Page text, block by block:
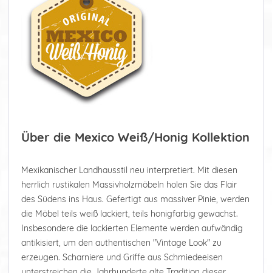
Über die Mexico Weiß/Honig Kollektion
Mexikanischer Landhausstil neu interpretiert. Mit diesen
herrlich rustikalen Massivholzmöbeln holen Sie das Flair
des Südens ins Haus. Gefertigt aus massiver Pinie, werden
die Möbel teils weiß lackiert, teils honigfarbig gewachst.
Insbesondere die lackierten Elemente werden aufwändig
antikisiert, um den authentischen "Vintage Look" zu
erzeugen. Scharniere und Griffe aus Schmiedeeisen